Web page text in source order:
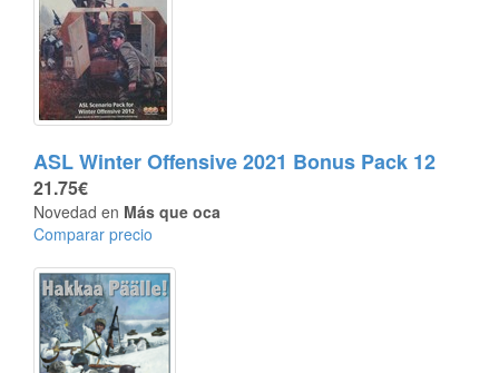
ASL Winter Offensive 2021 Bonus Pack 12
21.75€
Novedad en Más que oca
Comparar precio